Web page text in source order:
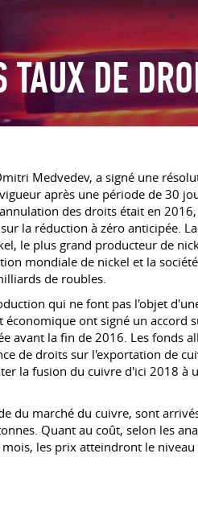
DE
Medvedev, a signé une
après une période de 30
des droits était en
la réduction à zéro anticipée.
le plus grand producteur de
mondiale de nickel et la
de roubles.
qui ne font pas l'objet
ont signé un accord
avant la fin de 2016. Les fonds
de droits sur l'exportation de
la fusion du cuivre d'ici 2018
du marché du cuivre, sont
Quant au coût, selon les
les prix atteindront le